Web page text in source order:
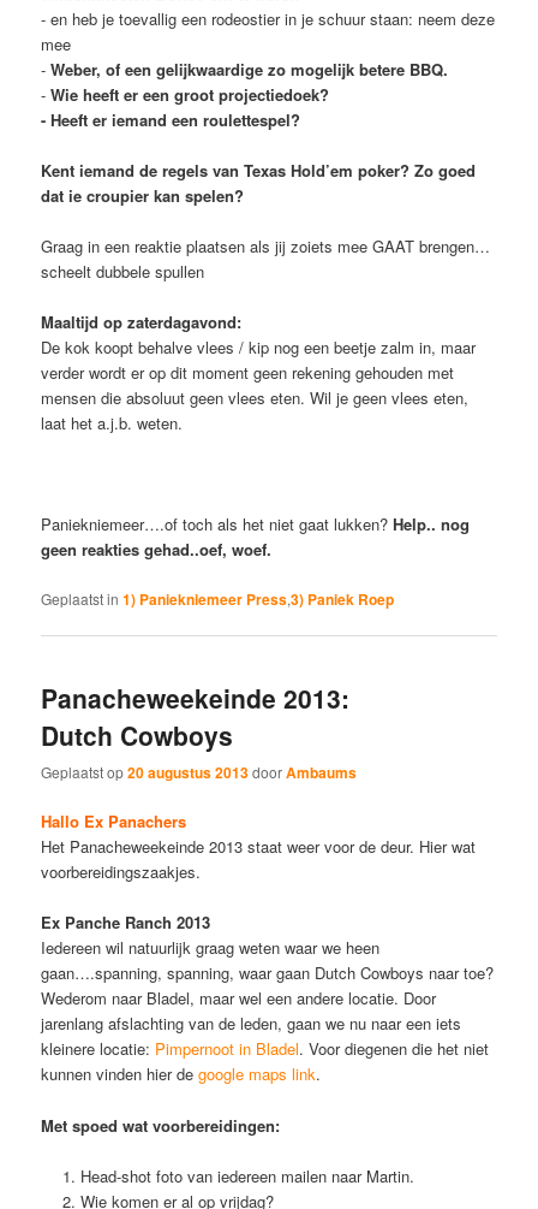
- en heb je toevallig een rodeostier in je schuur staan: neem deze
mee
-Weber, of een gelijkwaardige zo mogelijk betere BBQ.
-Wie heeft er een groot projectiedoek?
- Heeft er iemand een roulettespel?
Kent iemand de regels van Texas Hold’em poker? Zo goed
dat ie croupier kan spelen?
Graag in een reaktie plaatsen als jij zoiets mee GAAT brengen…
scheelt dubbele spullen
Maaltijd op zaterdagavond:
De kok koopt behalve vlees / kip nog een beetje zalm in, maar
verder wordt er op dit moment geen rekening gehouden met
mensen die absoluut geen vlees eten. Wil je geen vlees eten,
laat het a.j.b. weten.
Paniekniemeer….of toch als het niet gaat lukken?Help.. nog
geen reakties gehad..oef, woef.
Geplaatst in 1) Paniekniemeer Press,3) Paniek Roep
Panacheweekeinde 2013:
Dutch Cowboys
Geplaatst op20 augustus 2013doorAmbaums
Hallo Ex Panachers
Het Panacheweekeinde 2013 staat weer voor de deur. Hier wat
voorbereidingszaakjes.
Ex Panche Ranch 2013
Iedereen wil natuurlijk graag weten waar we heen
gaan….spanning, spanning, waar gaan Dutch Cowboys naar toe?
Wederom naar Bladel, maar wel een andere locatie. Door
jarenlang afslachting van de leden, gaan we nu naar een iets
kleinere locatie: Pimpernoot in Bladel. Voor diegenen die het niet
kunnen vinden hier degoogle maps link.
Met spoed wat voorbereidingen:
Head-shot foto van iedereen mailen naar Martin.
Wie komen er al op vrijdag?